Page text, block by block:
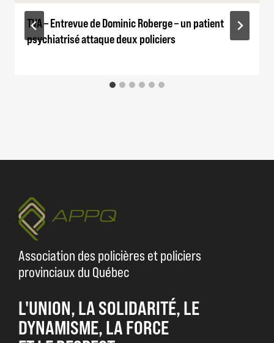
TVA – Entrevue de Dominic Roberge – un patient
psychiatrisé attaque deux policiers
Association des policières et policiers
provinciaux du Québec
L'UNION, LA SOLIDARITÉ, LE
DYNAMISME, LA FORCE